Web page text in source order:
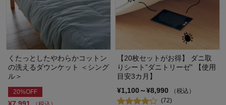
くたっとしたやわらかコットン
の洗えるダウンケット ＜シング
ル＞
20%OFF
¥7,991
【20枚セットがお得】 ダニ取
りシート”ダニトリーゼ” 【使用
目安3カ月】
¥1,100～¥8,990
（税込）
(72)